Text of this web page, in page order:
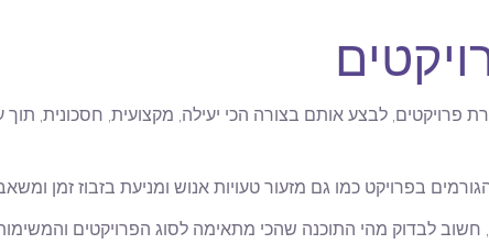
פרויקטים, לבצע אותם בצורה הכי יעילה, מקצועית, חסכונית,
בפרויקט כמו גם מזעור טעויות אנוש ומניעת בזבוז זמן
חשוב לבדוק מהי התוכנה שהכי מתאימה לסוג הפרויקטים